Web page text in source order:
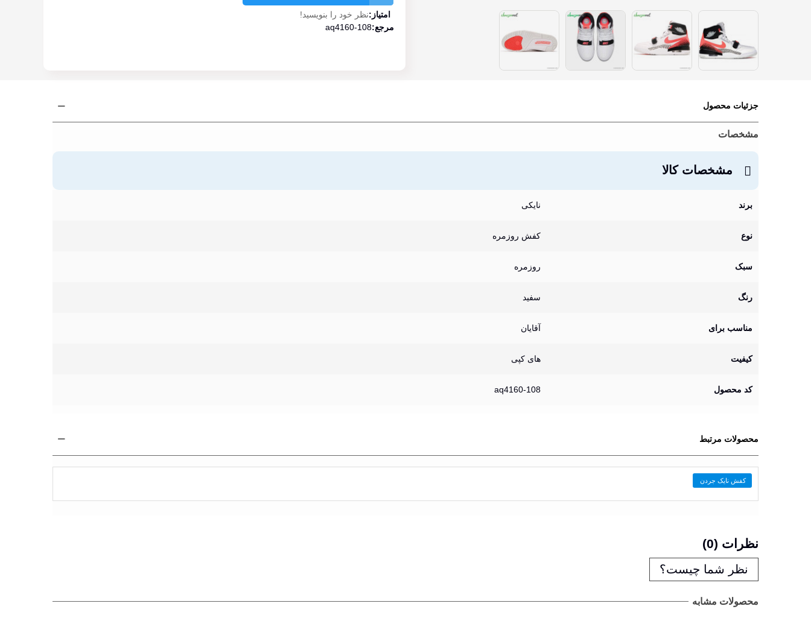
امتیاز:نظر خود را بنویسید!
مرجع:aq4160-108
جزئیات محصول
مشخصات
مشخصات کالا
برند نایکی
نوع کفش روزمره
سبک روزمره
رنگ سفید
مناسب برای آقایان
کیفیت های کپی
کد محصول aq4160-108
محصولات مرتبط
کفش نایک جردن
نظرات (0)
نظر شما چیست؟
محصولات مشابه